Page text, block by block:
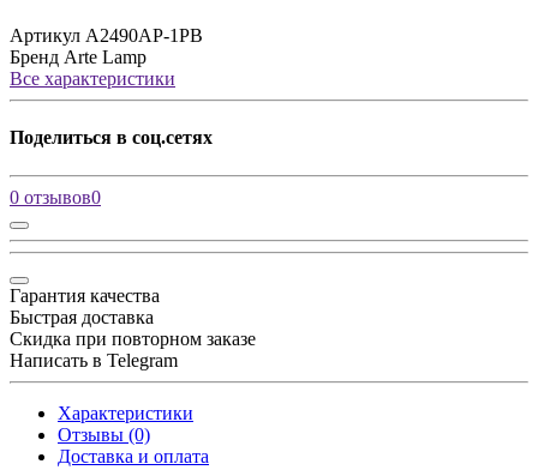
Артикул A2490AP-1PB
Бренд Arte Lamp
Все характеристики
Поделиться в соц.сетях
0 отзывов0
Гарантия качества
Быстрая доставка
Скидка при повторном заказе
Написать в Telegram
Характеристики
Отзывы (0)
Доставка и оплата